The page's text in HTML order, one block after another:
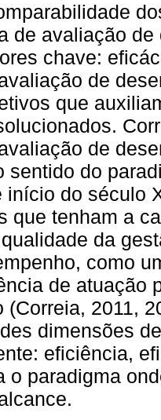
de avaliação
chave:
de
que
de
sentido do
início do século
que tenham a
da
como
de atuação
(Correia, 2011,
dimensões
eficiência,
o paradigma